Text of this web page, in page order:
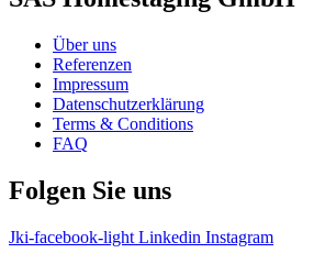
Über uns
Referenzen
Impressum
Datenschutzerklärung
Terms & Conditions
FAQ
Folgen Sie uns
Jki-facebook-light Linkedin Instagram